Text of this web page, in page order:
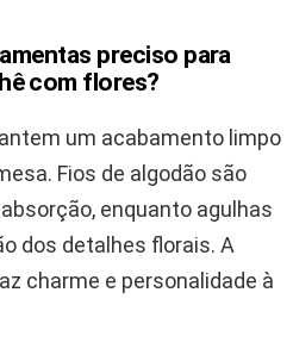
preciso para
com flores?
um acabamento limpo
Fios de algodão são
enquanto agulhas
dos detalhes florais. A
charme e personalidade à